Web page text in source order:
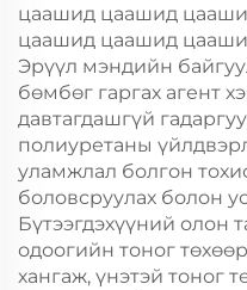
цаашид цаашид
цаашид цаашид
Эрүүл мэндийн
бөмбөг гаргах агент
давтагдашгүй
полиуретаны
уламжлал болгон
боловсруулах болон
Бүтээгдэхүүний олон
одоогийн тоног
хангаж, үнэтэй тоног